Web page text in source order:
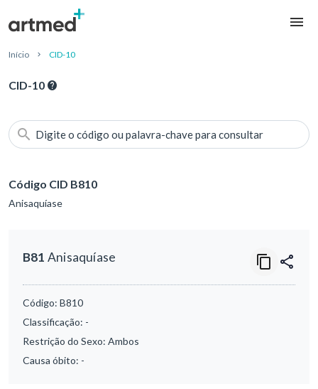
Início CID-10
CID-10
Digite o código ou palavra-chave para consultar
Código CID B810
Anisaquíase
B81 Anisaquíase
Código: B810
Classificação: -
Restrição do Sexo: Ambos
Causa óbito: -